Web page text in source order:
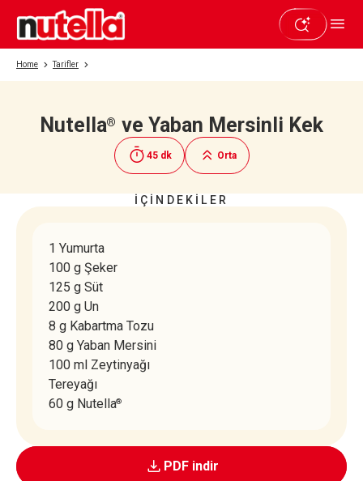
Home Tarifler
Nutella® ve Yaban Mersinli Kek
45 dk Orta
Beğendiyseniz paylaşın
İÇİNDEKİLER
1 Yumurta
100 g Şeker
125 g Süt
200 g Un
8 g Kabartma Tozu
80 g Yaban Mersini
100 ml Zeytinyağı
Tereyağı
60 g Nutella®
PDF indir